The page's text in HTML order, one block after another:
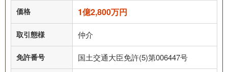
価格 1億2,800万円
取引態様 仲介
免許番号 国土交通大臣免許(5)第006447号